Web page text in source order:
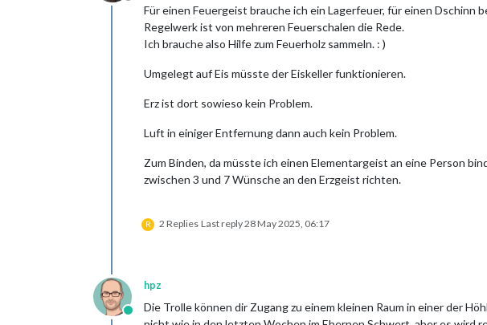
OfflineFür einen Feuergeist brauche ich ein Lagerfeuer, für einen
Regelwerk ist von mehreren Feuerschalen die Rede.
Ich brauche also Hilfe zum Feuerholz sammeln. : )
Umgelegt auf Eis müsste der Eiskeller funktionieren.
Erz ist dort sowieso kein Problem.
Luft in einiger Entfernung dann auch kein Problem.
Zum Binden, da müsste ich einen Elementargeist an eine Person
zwischen 3 und 7 Wünsche an den Erzgeist richten.
R 2 Replies Last reply28 May 2025, 06:17
Online
hpz
Die Trolle können dir Zugang zu einem kleinen Raum in einer der